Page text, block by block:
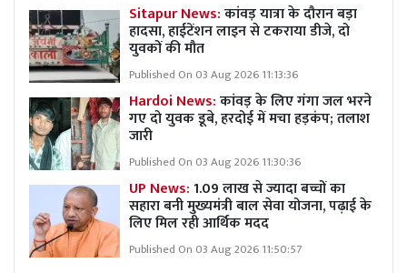
Sitapur News:कांवड़ यात्रा के दौरान बड़ा
हादसा, हाईटेंशन लाइन से टकराया डीजे, दो
युवकों की मौत
Published On 03 Aug 2026 11:13:36
Hardoi News:कांवड़ के लिए गंगा जल भरने
गए दो युवक डूबे, हरदोई में मचा हड़कंप; तलाश
जारी
Published On 03 Aug 2026 11:30:36
UP News:1.09 लाख से ज्यादा बच्चों का
सहारा बनी मुख्यमंत्री बाल सेवा योजना, पढ़ाई के
लिए मिल रही आर्थिक मदद
Published On 03 Aug 2026 11:50:57